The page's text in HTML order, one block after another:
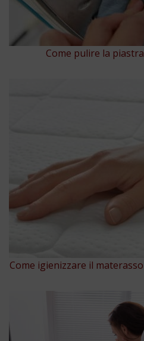
Come pulire la
Come igienizzare il